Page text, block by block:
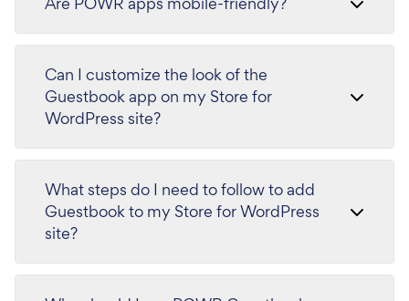
Can I customize the look of the
Guestbook app on my Store for
WordPress site?
What steps do I need to follow to add
Guestbook to my Store for WordPress
site?